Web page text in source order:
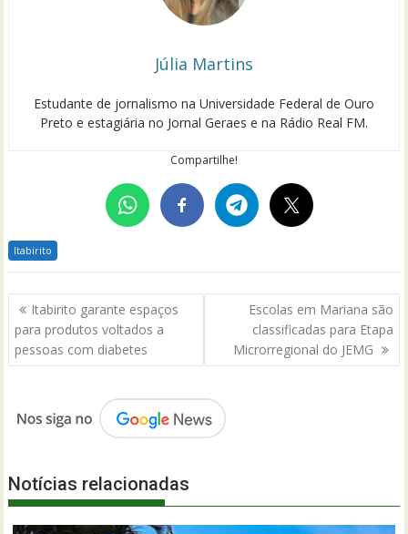
Júlia Martins
Estudante de jornalismo na Universidade Federal de Ouro
Preto e estagiária no Jornal Geraes e na Rádio Real FM.
Compartilhe!
Itabirito
Navegação
de
Post
Itabirito garante espaços
para produtos voltados a
pessoas com diabetes
Escolas em Mariana são
classificadas para Etapa
Microrregional do JEMG
Notícias relacionadas